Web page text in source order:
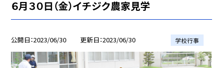
６月３０日（金）イチジク農家見学
公開日 2023/06/30 更新日 2023/06/30 学校行事